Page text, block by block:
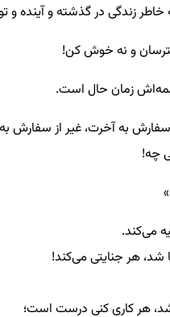
زندگی در گذشته و آینده
بترسان و نه خوش کن!
زمان حال است.
به آخرت، غیر از سفارش
چه!
می‌کند.
هر جنایتی می‌کند!
هر کاری کنی درست است؛